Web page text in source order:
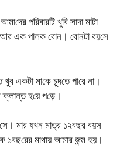
প‌রিবার‌টি খু‌বি সাদা মাটা
এক পালক বোন। বোনটা বয়‌সে
খুব একটা মা‌কে চুদ‌তে পা‌রে না।
ক্লান্ত হ‌য়ে প‌ড়ে।
মার যখন মাত্র ১২বছর বয়স
১বছ‌রের মাথায় আমার জন্ম হয়।